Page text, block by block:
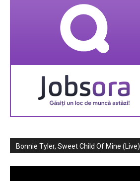
Bonnie Tyler, Sweet Child Of Mine (Live)